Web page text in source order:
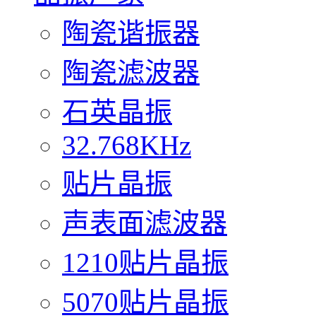
陶瓷谐振器
陶瓷滤波器
石英晶振
32.768KHz
贴片晶振
声表面滤波器
1210贴片晶振
5070贴片晶振